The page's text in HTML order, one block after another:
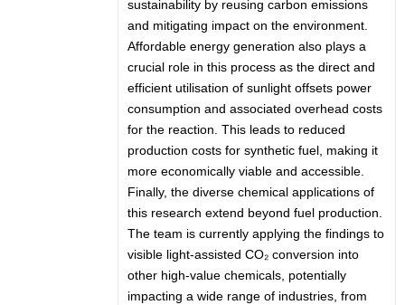
sustainability by reusing carbon emissions
and mitigating impact on the environment.
Affordable energy generation also plays a
crucial role in this process as the direct and
efficient utilisation of sunlight offsets power
consumption and associated overhead costs
for the reaction. This leads to reduced
production costs for synthetic fuel, making it
more economically viable and accessible.
Finally, the diverse chemical applications of
this research extend beyond fuel production.
The team is currently applying the findings to
visible light-assisted CO₂ conversion into
other high-value chemicals, potentially
impacting a wide range of industries, from